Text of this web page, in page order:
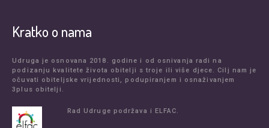
Kratko o nama
Udruga je osnovana 2018. godine i od osnivanja radi na
podizanju kvalitete života obitelji s troje ili više djece. Cilj nam je
očuvati obiteljske vrijednosti, podupiranjem i osnaživanjem
3plus obitelji.
Rad Udruge podržava i ELFAC.